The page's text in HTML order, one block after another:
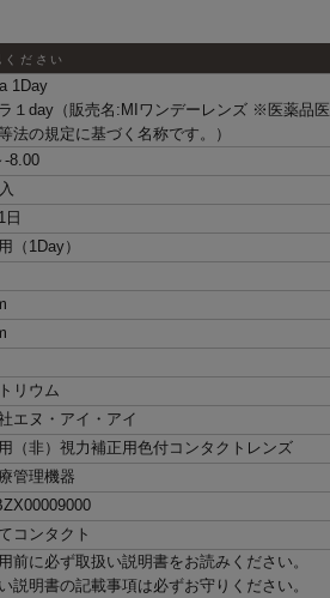
ださい
1Day
１day（販売名:MIワンデーレンズ ※医薬品医
法の規定に基づく名称です。）
日
（1Day）
リウム
エヌ・アイ・アイ
（非）視力補正用色付コンタクトレンズ
管理機器
コンタクト
前に必ず取扱い説明書をお読みください。
説明書の記載事項は必ずお守りください。